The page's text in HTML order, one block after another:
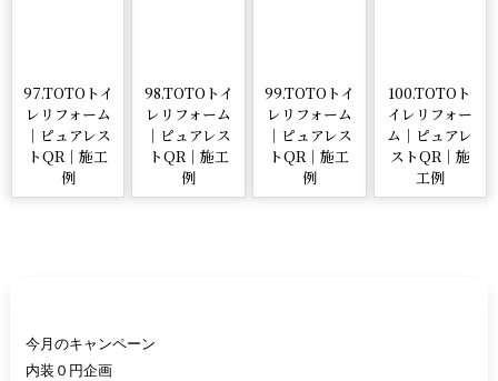
97.TOTOトイ
レリフォーム
｜ピュアレス
トQR｜施工
例
98.TOTOトイ
レリフォーム
｜ピュアレス
トQR｜施工
例
99.TOTOトイ
レリフォーム
｜ピュアレス
トQR｜施工
例
100.TOTOト
イレリフォー
ム｜ピュアレ
ストQR｜施
工例
今月のキャンペーン
内装０円企画